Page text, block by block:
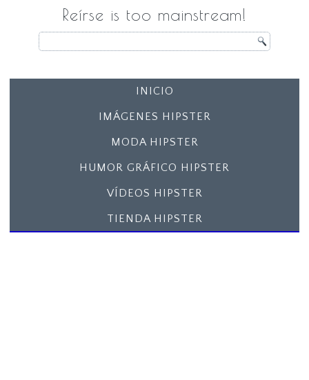
Reírse is too mainstream!
INICIO
IMÁGENES HIPSTER
MODA HIPSTER
HUMOR GRÁFICO HIPSTER
VÍDEOS HIPSTER
TIENDA HIPSTER